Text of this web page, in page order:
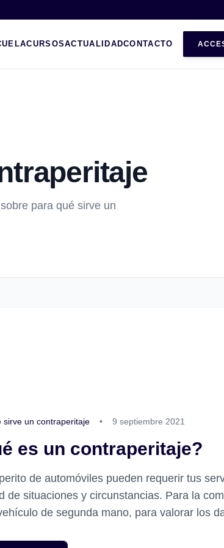
CURSOSACTUALIDADCONTACTO
para qué sirve un
sirve un contraperitaje • 9 septiembre 2021
es un contraperitaje?
de automóviles pueden requerir tus
de situaciones y circunstancias. Para la
de segunda mano, para valorar los